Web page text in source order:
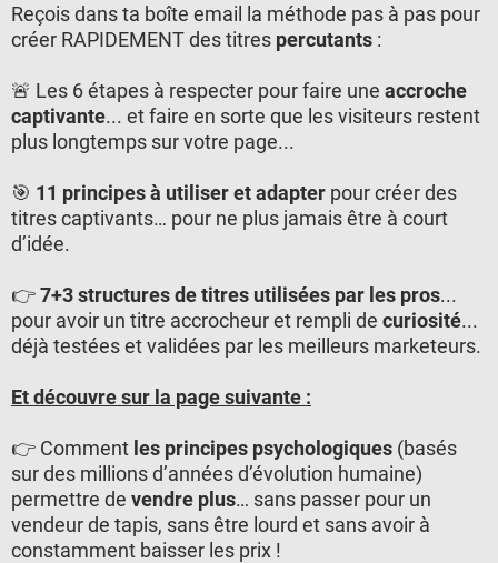
Reçois dans ta boîte email la méthode pas à pas pour
créer RAPIDEMENT des titres percutants :
🚨 Les 6 étapes à respecter pour faire une accroche
captivante... et faire en sorte que les visiteurs restent
plus longtemps sur votre page...
🎯 11 principes à utiliser et adapter pour créer des
titres captivants… pour ne plus jamais être à court
d’idée.
👉7+3 structures de titres utilisées par les pros...
pour avoir un titre accrocheur et rempli de curiosité...
déjà testées et validées par les meilleurs marketeurs.
Et découvre sur la page suivante :
👉 Comment les principes psychologiques (basés
sur des millions d’années d’évolution humaine)
permettre de vendre plus… sans passer pour un
vendeur de tapis, sans être lourd et sans avoir à
constamment baisser les prix !